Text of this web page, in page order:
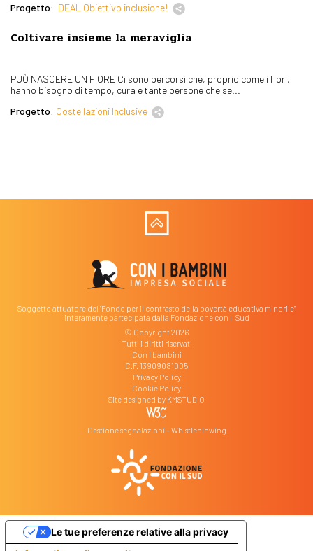
Progetto: IDEAL Obiettivo inclusione!
Coltivare insieme la meraviglia
PUÒ NASCERE UN FIORE Ci sono percorsi che, proprio come i fiori,
hanno bisogno di tempo, cura e tante persone che se...
Progetto: Costellazioni Inclusive
Soggetto attuatore del "Fondo per il contrasto della povertà educativa minorile"
interamente partecipata dalla Fondazione con il Sud
© Copyright 2026
Tutti i diritti riservati
Con i bambini
C.F. 13909081005
Privacy Policy
Cookie Policy
Site designed by KMSTUDIO
Gestione segnalazioni – Whistleblowing
Le tue preferenze relative alla privacy